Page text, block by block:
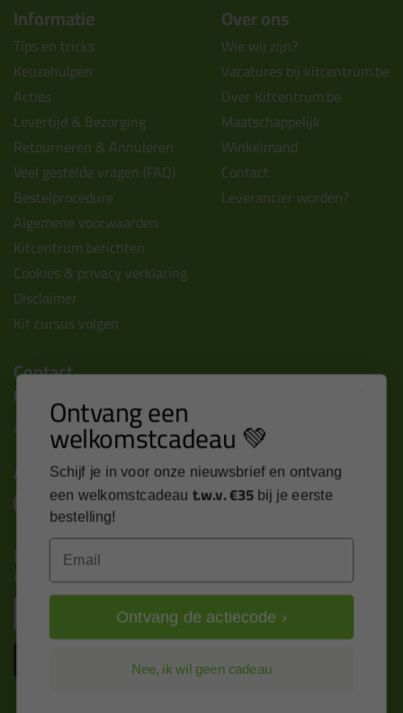
Informatie
Tips en tricks
Keuzehulpen
Acties
Levertijd & Bezorging
Retourneren & Annuleren
Veel gestelde vragen (FAQ)
Bestelprocedure
Algemene voorwaarden
Kitcentrum berichten
Cookies & privacy verklaring
Disclaimer
Kit cursus volgen
Over ons
Wie wij zijn?
Vacatures bij kitcentrum.be
Over Kitcentrum.be
Maatschappelijk
Winkelmand
Contact
Leverancier worden?
Contact
Kitcentrum B.V.
Alle contactgegevens >
Altijd op de hoogte blijven?
Nieuws, tips en exclusieve deals rechtstreeks in je
inbox
Inschrijven
Ontvang een
welkomstcadeau 💚
Schijf je in voor onze nieuwsbrief en ontvang
een welkomstcadeau t.w.v. €35 bij je eerste
bestelling!
Ontvang de actiecode ›
Nee, ik wil geen cadeau